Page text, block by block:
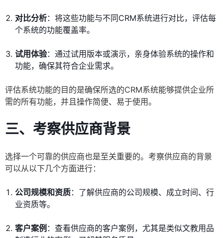
对比分析：将这些功能与不同CRM系统进行对比，评估每
个系统的功能覆盖率。
试用体验：通过试用版本或演示，亲身体验系统的操作和
功能，确保其符合企业需求。
评估系统功能的目的是确保所选的CRM系统能够提供企业所
需的所有功能，并且操作简便、易于使用。
三、考察供应商背景
选择一个可靠的供应商也是至关重要的。考察供应商的背景
可以从以下几个方面进行：
公司规模和资质：了解供应商的公司规模、成立时间、行
业资质等。
客户案例 ：查看供应商的客户案例，尤其是类似文教用品